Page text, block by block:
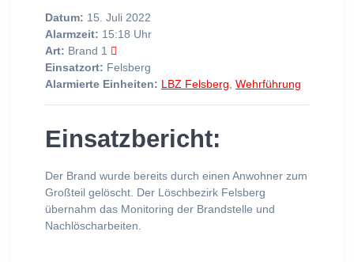
Datum: 15. Juli 2022
Alarmzeit: 15:18 Uhr
Art: Brand 1
Einsatzort: Felsberg
Alarmierte Einheiten: LBZ Felsberg Wehrführung
Einsatzbericht:
Der Brand wurde bereits durch einen Anwohner zum
Großteil gelöscht. Der Löschbezirk Felsberg
übernahm das Monitoring der Brandstelle und
Nachlöscharbeiten.